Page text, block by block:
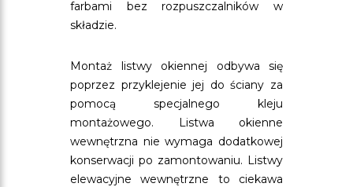
farbami bez rozpuszczalników w
składzie.
Montaż listwy okiennej odbywa się
poprzez przyklejenie jej do ściany za
pomocą specjalnego kleju
montażowego. Listwa okienne
wewnętrzna nie wymaga dodatkowej
konserwacji po zamontowaniu. Listwy
elewacyjne wewnętrzne to ciekawa